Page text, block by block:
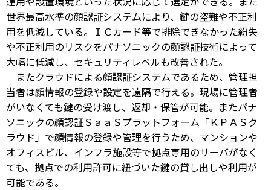
世界最高水準の顔認証システムにより、鍵の盗難や不正利
用を低減している。ＩＣカード等で排除できなかった紛失
や不正利用のリスクをパナソニックの顔認証技術によって
大幅に低減し、セキュリティレベルも改善された。
またクラウドによる顔認証システムであるため、管理担
当者は顔情報の登録や設定を遠隔で行える。現場に管理者
がいなくても鍵の受け渡し、返却・保管が可能。またパナ
ソニックの顔認証ＳａａＳプラットフォーム「ＫＰＡＳク
ラウド」で顔情報の登録や管理を行うため、マンションや
オフィスビル、インフラ施設等で拠点専用のサーバがなく
ても、拠点での利用許可に紐づいた鍵の貸し出しや利用が
可能である。